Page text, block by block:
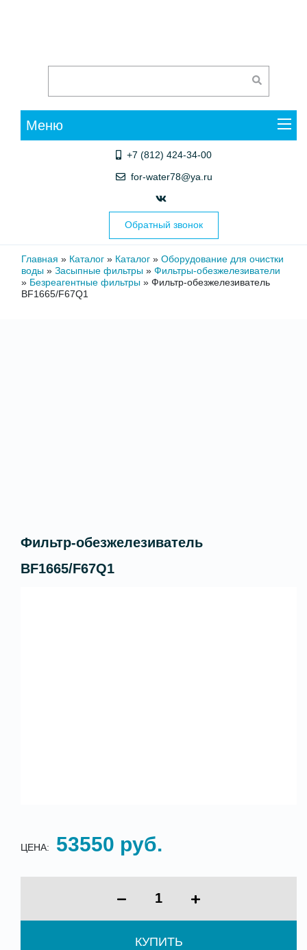
+7 (812) 424-34-00
for-water78@ya.ru
Обратный звонок
Меню
Главная » Каталог » Каталог » Оборудование для очистки
воды » Засыпные фильтры » Фильтры-обезжелезиватели
» Безреагентные фильтры » Фильтр-обезжелезиватель
BF1665/F67Q1
Фильтр-обезжелезиватель
BF1665/F67Q1
ЦЕНА: 53550 руб.
КУПИТЬ